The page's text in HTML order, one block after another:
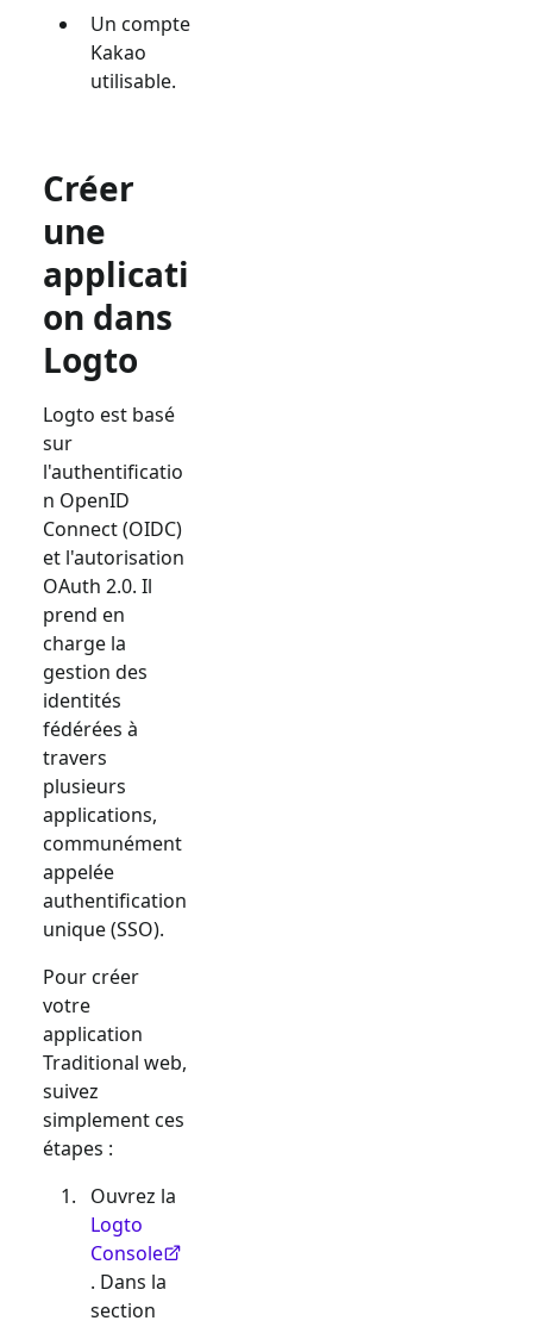
Un compte
Kakao
utilisable.
Créer
une
applicati
on dans
Logto
Logto est basé
sur
l'authentificatio
n OpenID
Connect (OIDC)
et l'autorisation
OAuth 2.0. Il
prend en
charge la
gestion des
identités
fédérées à
travers
plusieurs
applications,
communément
appelée
authentification
unique (SSO).
Pour créer
votre
application
Traditional web,
suivez
simplement ces
étapes :
Ouvrez la
Logto
Console
. Dans la
section